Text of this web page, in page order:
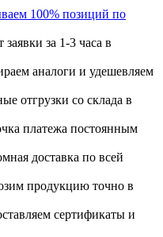
100% позиций по
заявки за 1-3 часа в
аналоги и удешевляем
отгрузки со склада в
платежа постоянным
доставка по всей
продукцию точно в
сертификаты и